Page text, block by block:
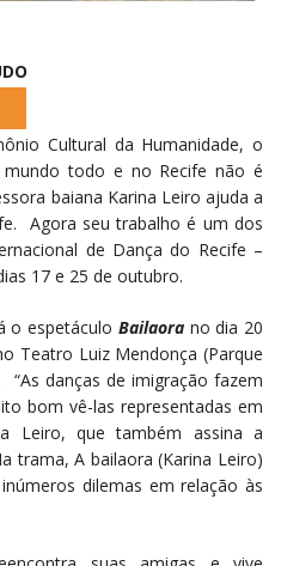
Cultural da Humanidade, o
todo e no Recife não é
baiana Karina Leiro ajuda a
Agora seu trabalho é um dos
de Dança do Recife –
17 e 25 de outubro.
o espetáculo Bailaora no dia 20
Teatro Luiz Mendonça (Parque
danças de imigração fazem
bom vê-las representadas em
Leiro, que também assina a
trama, A bailaora (Karina Leiro)
dilemas em relação às